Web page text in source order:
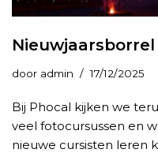
Nieuwjaarsborrel
door admin 17/12/2025
Bij Phocal kijken we
veel fotocursussen en
nieuwe cursisten leren